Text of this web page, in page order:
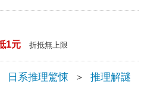
1元 折抵無上限
日系推理驚悚 ＞ 推理解謎